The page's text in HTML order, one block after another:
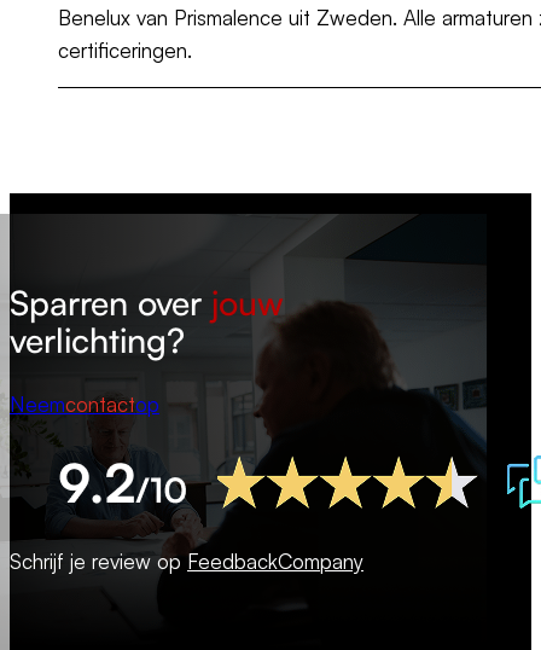
Benelux van Prismalence uit Zweden. Alle
certificeringen.
Sparren over jouw
verlichting?
Neemcontactop
Schrijf je review op FeedbackCompany